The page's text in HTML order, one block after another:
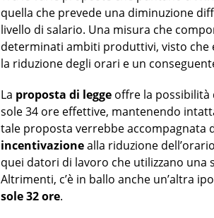
quella che prevede una diminuzione
livello di salario. Una misura che
determinati ambiti produttivi, visto
la riduzione degli orari e un
La proposta di legge offre la possibilità
sole 34 ore effettive, mantenendo
tale proposta verrebbe accompagnata
incentivazionealla riduzione
quei datori di lavoro che utilizzano una
Altrimenti, c’è in ballo anche un’altra
sole 32 ore.